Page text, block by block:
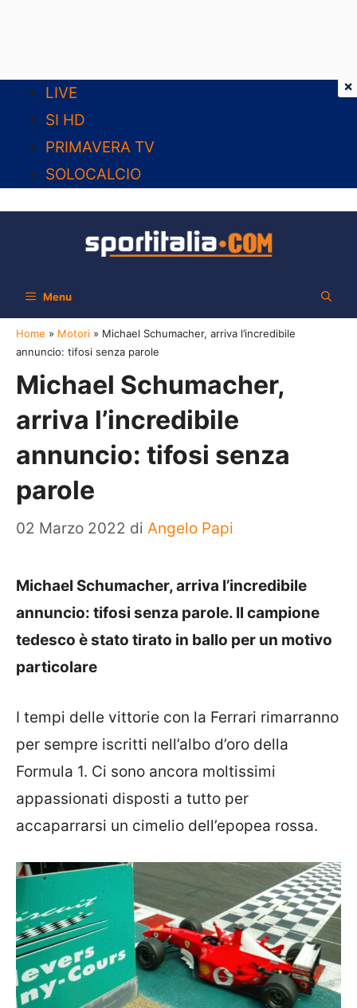
contenuto
LIVE
SI HD
PRIMAVERA TV
SOLOCALCIO
Menu
Home » Motori » Michael Schumacher, arriva l’incredibile
annuncio: tifosi senza parole
Michael Schumacher,
arriva l’incredibile
annuncio: tifosi senza
parole
02 Marzo 2022 di Angelo Papi
Michael Schumacher, arriva l’incredibile
annuncio: tifosi senza parole. Il campione
tedesco è stato tirato in ballo per un motivo
particolare
I tempi delle vittorie con la Ferrari rimarranno
per sempre iscritti nell’albo d’oro della
Formula 1. Ci sono ancora moltissimi
appassionati disposti a tutto per
accaparrarsi un cimelio dell’epopea rossa.
×